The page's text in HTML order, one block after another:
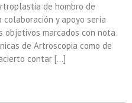
de hombro de
colaboración y apoyo sería
marcados con nota
de Artroscopia como de
contar […]